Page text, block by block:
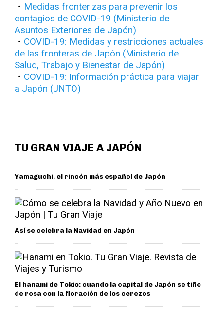
・ Medidas fronterizas para prevenir los
contagios de COVID-19 (Ministerio de
Asuntos Exteriores de Japón)
・ COVID-19: Medidas y restricciones actuales
de las fronteras de Japón (Ministerio de
Salud, Trabajo y Bienestar de Japón)
・ COVID-19: Información práctica para viajar
a Japón (JNTO)
TU GRAN VIAJE A JAPÓN
Yamaguchi, el rincón más español de Japón
Así se celebra la Navidad en Japón
El hanami de Tokio: cuando la capital de Japón se tiñe
de rosa con la floración de los cerezos